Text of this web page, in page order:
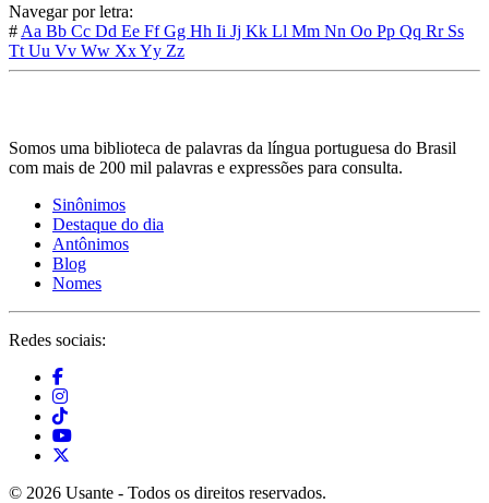
Navegar por letra:
# Aa Bb Cc Dd Ee FfGg Hh Ii Jj Kk Ll Mm Nn Oo Pp Qq Rr Ss
Tt Uu Vv Ww XxYy Zz
Somos uma biblioteca de palavras da língua portuguesa do Brasil
com mais de 200 mil palavras e expressões para consulta.
Sinônimos
Destaque do dia
Antônimos
Blog
Nomes
Redes sociais:
© 2026 Usante - Todos os direitos reservados.